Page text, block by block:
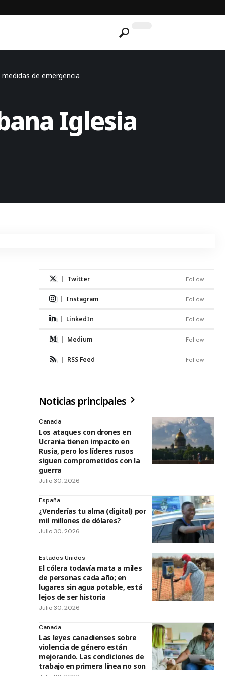
de emergencia
Iglesia
Twitter Follow
Instagram Follow
LinkedIn Follow
Medium Follow
RSS Feed Follow
Noticias principales
Canada
Los ataques con drones en
Ucrania tienen impacto en
Rusia, pero los líderes rusos
siguen comprometidos con la
guerra
Julio 30, 2026
España
¿Venderías tu alma (digital) por
mil millones de dólares?
Julio 30, 2026
Estados Unidos
El cólera todavía mata a miles
de personas cada año; en
lugares sin agua potable, está
lejos de ser historia
Julio 30, 2026
Canada
Las leyes canadienses sobre
violencia de género están
mejorando. Las condiciones de
trabajo en primera línea no son